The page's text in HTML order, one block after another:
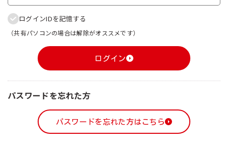
ログインIDを記憶する
（共有パソコンの場合は解除がオススメです）
ログイン
パスワードを忘れた方
パスワードを忘れた方はこちら